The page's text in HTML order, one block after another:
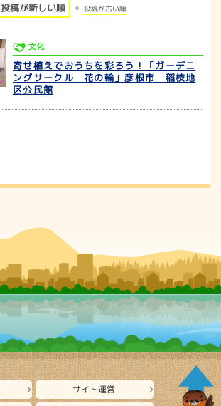
投稿が新しい順 投稿が古い順
文化
寄せ植えでおうちを彩ろう！「ガーデニ
ングサークル 花の輪」彦根市 稲枝地
区公民館
サイト運営